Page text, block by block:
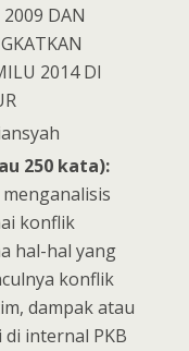
2009 DAN
2014 DI
250 kata):
konflik
hal-hal yang
konflik
dampak atau
internal PKB